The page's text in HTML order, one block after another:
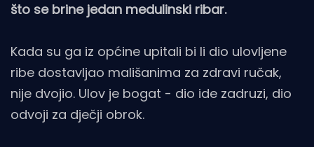
što se brine jedan medulinski ribar.
Kada su ga iz općine upitali bi li dio ulovljene
ribe dostavljao mališanima za zdravi ručak,
nije dvojio. Ulov je bogat - dio ide zadruzi, dio
odvoji za dječji obrok.